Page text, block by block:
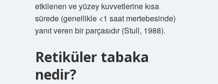
etkilenen ve yüzey kuvvetlerine kısa
sürede (genellikle <1 saat mertebesinde)
yanıt veren bir parçasıdır (Stull, 1988).
Retiküler tabaka
nedir?